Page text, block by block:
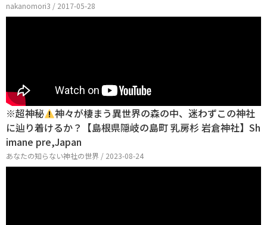
nakanomori3 / 2017-05-28
※超神秘
神々が棲まう異世界の森の中、迷わずこの神社
に辿り着けるか？【島根県隠岐の島町 乳房杉 岩倉神社】Sh
imane pre,Japan
あなたの知らない神社の世界 / 2023-08-24